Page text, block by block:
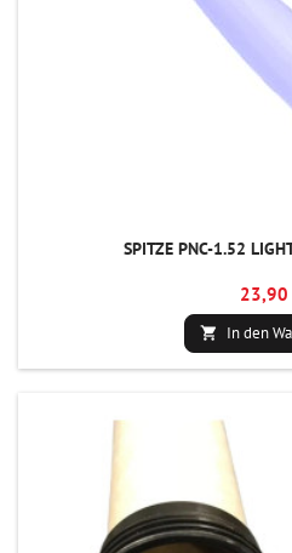
SPITZE PNC-1.52
23,90
 In den